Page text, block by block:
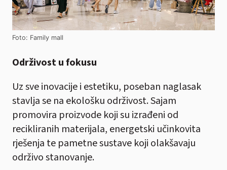
Foto: Family mall
Održivost u fokusu
Uz sve inovacije i estetiku, poseban naglasak
stavlja se na ekološku održivost. Sajam
promovira proizvode koji su izrađeni od
recikliranih materijala, energetski učinkovita
rješenja te pametne sustave koji olakšavaju
održivo stanovanje.